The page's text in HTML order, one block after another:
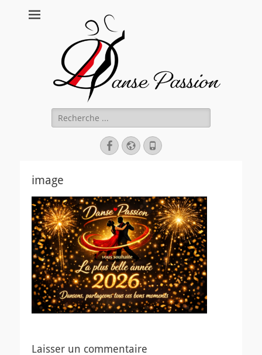
Rechercher :
Facebook
Site
web
Tél
image
Laisser un commentaire